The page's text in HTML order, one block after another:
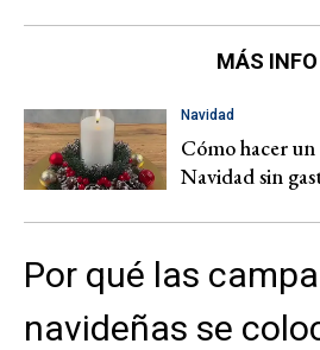
MÁS INFO
Navidad
Cómo hacer
Navidad sin
Por qué las
navideñas se